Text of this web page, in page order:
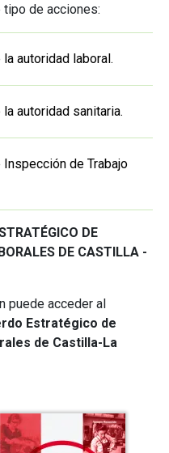
de acciones:
autoridad laboral.
autoridad sanitaria.
Inspección de Trabajo
DE
DE CASTILLA -
puede acceder al
Estratégico de
de Castilla-La